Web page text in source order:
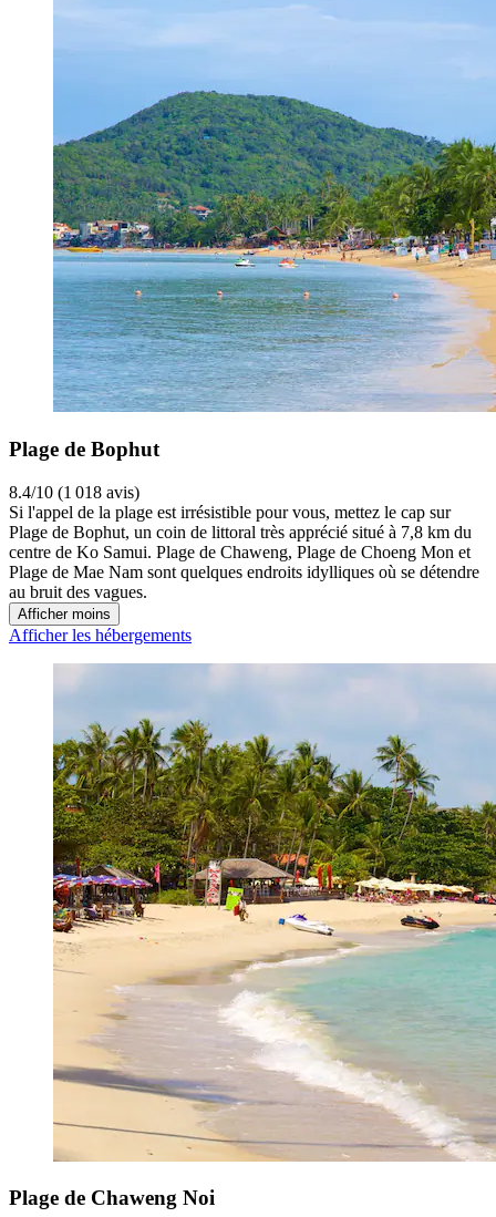
Plage de Bophut
8.4/10 (1 018 avis)
Si l'appel de la plage est irrésistible pour vous, mettez le cap sur
Plage de Bophut, un coin de littoral très apprécié situé à 7,8 km du
centre de Ko Samui. Plage de Chaweng, Plage de Choeng Mon et
Plage de Mae Nam sont quelques endroits idylliques où se détendre
au bruit des vagues.
Afficher moins
Afficher les hébergements
Plage de Chaweng Noi